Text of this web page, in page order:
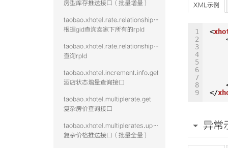
房型库存推送接口（批量增量）
taobao.xhotel.rate.relationshipwithrp.get
根据gid查询卖家下所有的rpId
taobao.xhotel.rate.relationshipwithroom.get
查询rpId
taobao.xhotel.increment.info.get
酒店状态增量查询接口
taobao.xhotel.multiplerate.get
复杂房价查询接口
taobao.xhotel.multiplerates.update
复杂价格推送接口（批量全量）
XML示例
1
2
3
4
5
6
7
8
9
<
</
异常